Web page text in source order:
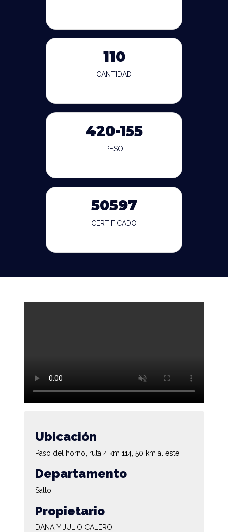
110
CANTIDAD
420-155
PESO
50597
CERTIFICADO
Ubicación
Paso del horno, ruta 4 km 114, 50 km al este
Departamento
Salto
Propietario
DANA Y JULIO CALERO